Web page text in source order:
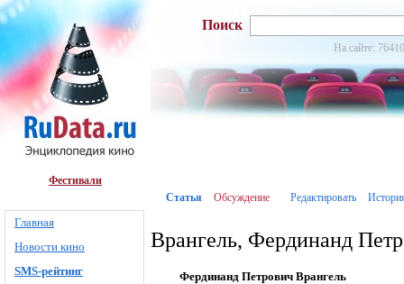
Фестивали
Главная
Новости кино
SMS-рейтинг
Поиск
На сайте:
Статья Обсуждение Редактировать
Врангель, Фердинанд
Фердинанд Петрович Врангель